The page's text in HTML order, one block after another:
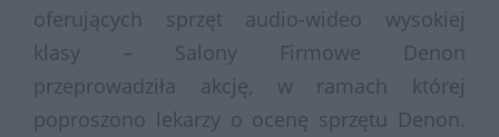
oferujących sprzęt audio-wideo wysokiej
klasy – Salony Firmowe Denon
przeprowadziła akcję, w ramach której
poproszono lekarzy o ocenę sprzętu Denon.